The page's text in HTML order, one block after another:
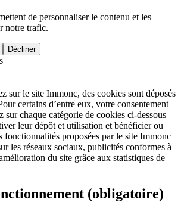
de personnaliser le contenu et les
notre trafic.
Décliner
sur le site Immonc, des cookies sont déposés
certains d’entre eux, votre consentement
sur chaque catégorie de cookies ci-dessous
leur dépôt et utilisation et bénéficier ou
fonctionnalités proposées par le site Immonc
les réseaux sociaux, publicités conformes à
du site grâce aux statistiques de
(obligatoire)